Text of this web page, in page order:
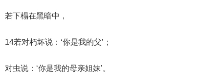
若下榻在黑暗中，
14若对朽坏说：‘你是我的父’；
对虫说：‘你是我的母亲姐妹’。